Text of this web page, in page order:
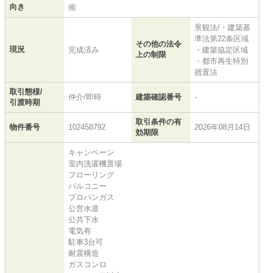
向き 南
現況 完成済み
その他の法令
上の制限
景観法/・建築基
準法第22条区域
・建築協定区域
・都市再生特別
措置法
取引態様/
引渡時期
仲介/即時 建築確認番号 -
物件番号 102458792
取引条件の有
効期限
2026年08月14日
キャンペーン
室内洗濯機置場
フローリング
バルコニー
プロパンガス
公営水道
公共下水
電気有
駐車3台可
耐震構造
ガスコンロ